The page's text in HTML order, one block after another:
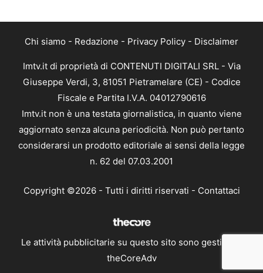
Chi siamo - Redazione - Privacy Policy - Disclaimer
Imtv.it di proprietà di CONTENUTI DIGITALI SRL - Via
Giuseppe Verdi, 3, 81051 Pietramelare (CE) - Codice
Fiscale e Partita I.V.A. 04012790616
Imtv.it non è una testata giornalistica, in quanto viene
aggiornato senza alcuna periodicità. Non può pertanto
considerarsi un prodotto editoriale ai sensi della legge
n. 62 del 07.03.2001
Copyright ©2026 - Tutti i diritti riservati - Contattaci
Le attività pubblicitarie su questo sito sono gestite da
theCoreAdv